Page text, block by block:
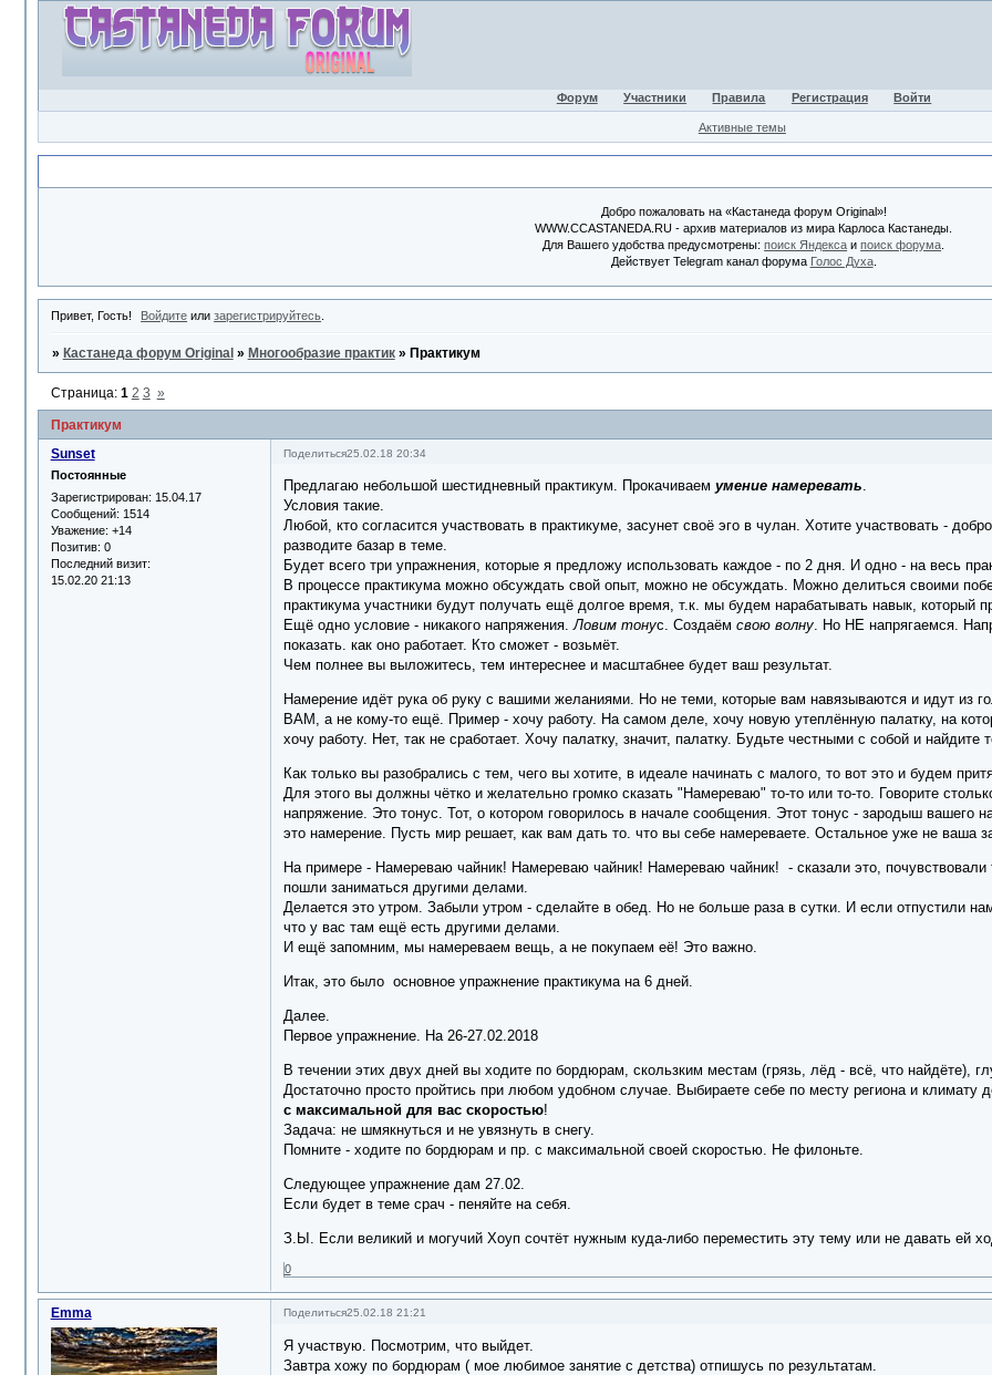
Форум Участники Правила Регистрация Войти
Активные темы
Добро пожаловать на «Кастанеда форум Original»!
WWW.CCASTANEDA.RU - архив материалов из мира Карлоса Кастанеды.
Для Вашего удобства предусмотрены:поиск Яндекса ипоиск форума
Действует Telegram канал форума Голос Духа.
Привет, Гость! Войдите илизарегистрируйтесь
» Кастанеда форум Original » Многообразие практик » Практикум
Практикум
Страница: 1 2 3 »
Поделиться25.02.18 20:34
Sunset
Постоянные
Зарегистрирован: 15.04.17
Сообщений: 1514
Уважение: +14
Позитив: 0
Последний визит:
15.02.20 21:13
Предлагаю небольшой шестидневный практикум. Прокачиваем умение намеревать.
Условия такие.
Любой, кто согласится участвовать в практикуме, засунет своё эго в чулан. Хотите участвовать -
разводите базар в теме.
Будет всего три упражнения, которые я предложу использовать каждое - по 2 дня. И одно - на весь
В процессе практикума можно обсуждать свой опыт, можно не обсуждать. Можно делиться своими
практикума участники будут получать ещё долгое время, т.к. мы будем нарабатывать навык, который
Ещё одно условие - никакого напряжения.Ловим тонус. Создаём свою волну. Но НЕ напрягаемся.
показать. как оно работает. Кто сможет - возьмёт.
Чем полнее вы выложитесь, тем интереснее и масштабнее будет ваш результат.
Намерение идёт рука об руку с вашими желаниями. Но не теми, которые вам навязываются и идут из
ВАМ, а не кому-то ещё. Пример - хочу работу. На самом деле, хочу новую утеплённую палатку, на
хочу работу. Нет, так не сработает. Хочу палатку, значит, палатку. Будьте честными с собой и
Как только вы разобрались с тем, чего вы хотите, в идеале начинать с малого, то вот это и будем
Для этого вы должны чётко и желательно громко сказать "Намереваю" то-то или то-то. Говорите
напряжение. Это тонус. Тот, о котором говорилось в начале сообщения. Этот тонус - зародыш вашего
это намерение. Пусть мир решает, как вам дать то. что вы себе намереваете. Остальное уже не ваша
На примере - Намереваю чайник! Намереваю чайник! Намереваю чайник! - сказали это,
пошли заниматься другими делами.
Делается это утром. Забыли утром - сделайте в обед. Но не больше раза в сутки. И если отпустили
что у вас там ещё есть другими делами.
И ещё запомним, мы намереваем вещь, а не покупаем её! Это важно.
Итак, это было основное упражнение практикума на 6 дней.
Далее.
Первое упражнение. На 26-27.02.2018
В течении этих двух дней вы ходите по бордюрам, скользким местам (грязь, лёд - всё, что найдёте),
Достаточно просто пройтись при любом удобном случае. Выбираете себе по месту региона и климату
с максимальной для вас скоростью!
Задача: не шмякнуться и не увязнуть в снегу.
Помните - ходите по бордюрам и пр. с максимальной своей скоростью. Не филоньте.
Следующее упражнение дам 27.02.
Если будет в теме срач - пеняйте на себя.
З.Ы. Если великий и могучий Хоуп сочтёт нужным куда-либо переместить эту тему или не давать ей
0
Поделиться25.02.18 21:21
Emma
Я участвую. Посмотрим, что выйдет.
Завтра хожу по бордюрам ( мое любимое занятие с детства) отпишусь по результатам.